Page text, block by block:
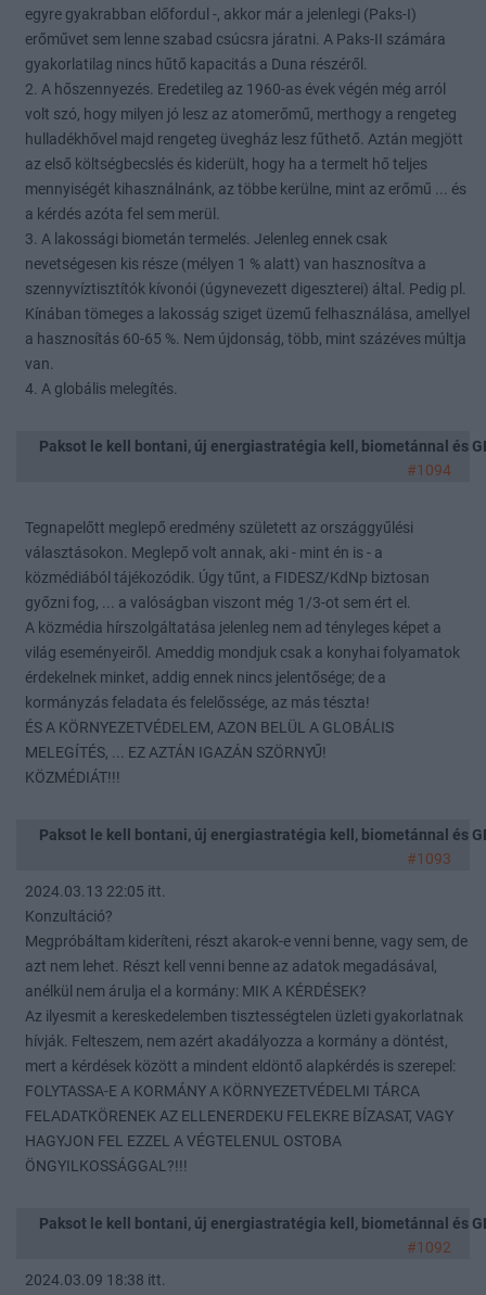
egyre gyakrabban előfordul -, akkor már a jelenlegi (Paks-I)
erőművet sem lenne szabad csúcsra járatni. A Paks-II számára
gyakorlatilag nincs hűtő kapacitás a Duna részéről.
2. A hőszennyezés. Eredetileg az 1960-as évek végén még arról
volt szó, hogy milyen jó lesz az atomerőmű, merthogy a rengeteg
hulladékhővel majd rengeteg üvegház lesz fűthető. Aztán megjött
az első költségbecslés és kiderült, hogy ha a termelt hő teljes
mennyiségét kihasználnánk, az többe kerülne, mint az erőmű ... és
a kérdés azóta fel sem merül.
3. A lakossági biometán termelés. Jelenleg ennek csak
nevetségesen kis része (mélyen 1 % alatt) van hasznosítva a
szennyvíztisztítók kívonói (úgynevezett digeszterei) által. Pedig pl.
Kínában tömeges a lakosság sziget üzemű felhasználása, amellyel
a hasznosítás 60-65 %. Nem újdonság, több, mint százéves múltja
van.
4. A globális melegítés.
Paksot le kell bontani, új energiastratégia kell, biometánnal és
#1094
Tegnapelőtt meglepő eredmény született az országgyűlési
választásokon. Meglepő volt annak, aki - mint én is - a
közmédiából tájékozódik. Úgy tűnt, a FIDESZ/KdNp biztosan
győzni fog, ... a valóságban viszont még 1/3-ot sem ért el.
A közmédia hírszolgáltatása jelenleg nem ad tényleges képet a
világ eseményeiről. Ameddig mondjuk csak a konyhai folyamatok
érdekelnek minket, addig ennek nincs jelentősége; de a
kormányzás feladata és felelőssége, az más tészta!
ÉS A KÖRNYEZETVÉDELEM, AZON BELÜL A GLOBÁLIS
MELEGÍTÉS, ... EZ AZTÁN IGAZÁN SZÖRNYŰ!
KÖZMÉDIÁT!!!
Paksot le kell bontani, új energiastratégia kell, biometánnal és
#1093
2024.03.13 22:05 itt.
Konzultáció?
Megpróbáltam kideríteni, részt akarok-e venni benne, vagy sem, de
azt nem lehet. Részt kell venni benne az adatok megadásával,
anélkül nem árulja el a kormány: MIK A KÉRDÉSEK?
Az ilyesmit a kereskedelemben tisztességtelen üzleti gyakorlatnak
hívják. Felteszem, nem azért akadályozza a kormány a döntést,
mert a kérdések között a mindent eldöntő alapkérdés is szerepel:
FOLYTASSA-E A KORMÁNY A KÖRNYEZETVÉDELMI TÁRCA
FELADATKÖRENEK AZ ELLENERDEKU FELEKRE BÍZASAT, VAGY
HAGYJON FEL EZZEL A VÉGTELENUL OSTOBA
ÖNGYILKOSSÁGGAL?!!!
Paksot le kell bontani, új energiastratégia kell, biometánnal és
#1092
2024.03.09 18:38 itt.